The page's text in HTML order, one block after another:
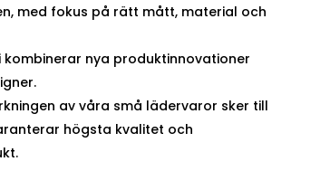
med fokus på rätt mått, material och
kombinerar nya produktinnovationer
av våra små lädervaror sker till
högsta kvalitet och